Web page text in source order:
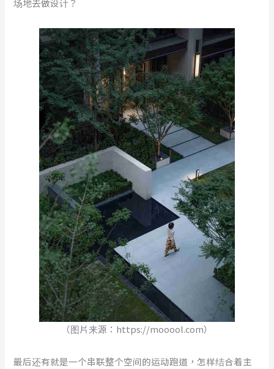
场地去做设计？
（图片来源：https://mooool.com）
最后还有就是一个串联整个空间的运动跑道，怎样结合着主